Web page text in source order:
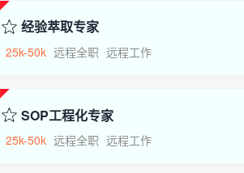
经验萃取专家
25k-50k 远程全职 远程工作
SOP工程化专家
25k-50k 远程全职 远程工作